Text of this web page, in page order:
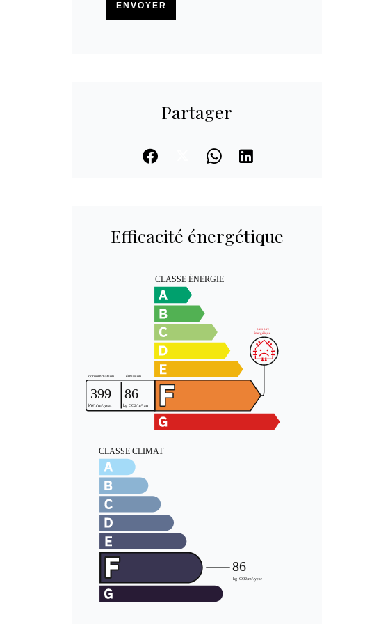
ENVOYER
Partager
Efficacité énergétique